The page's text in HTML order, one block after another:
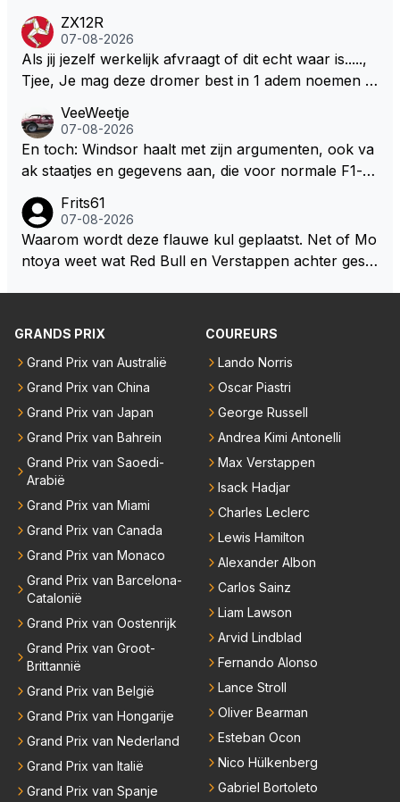
weet 🤮🤮
ZX12R
07-08-2026
Als jij jezelf werkelijk afvraagt of dit echt waar is.....,
Tjee, Je mag deze dromer best in 1 adem noemen m
aar voordragen uit eigen geest. Kan mij voorstellen d
at je het leuk vindt sprookjes te luisteren maar heb jij
jezelf dan ook wel eens afgevraagd of de dappere b
ze wolff gesneden heeft?
VeeWeetje
07-08-2026
En toch: Windsor haalt met zijn argumenten, ook va
ak staatjes en gegevens aan, die voor normale F1-fa
okies made of your own dough" 🤣
Frits61
07-08-2026
Waarom wordt deze flauwe kul geplaatst. Net of Mo
ntoya weet wat Red Bull en Verstappen achter geslo
GRANDS PRIX
Grand Prix van Australië
Grand Prix van China
Grand Prix van Japan
Grand Prix van Bahrein
Grand Prix van Saoedi-
Arabië
Grand Prix van Miami
Grand Prix van Canada
Grand Prix van Monaco
Grand Prix van Barcelona-
Catalonië
Grand Prix van Oostenrijk
Grand Prix van Groot-
Brittannië
Grand Prix van België
Grand Prix van Hongarije
Grand Prix van Nederland
Grand Prix van Italië
Grand Prix van Spanje
COUREURS
Lando Norris
Oscar Piastri
George Russell
Andrea Kimi Antonelli
Max Verstappen
Isack Hadjar
Charles Leclerc
Lewis Hamilton
Alexander Albon
Carlos Sainz
Liam Lawson
Arvid Lindblad
Fernando Alonso
Lance Stroll
Oliver Bearman
Esteban Ocon
Nico Hülkenberg
Gabriel Bortoleto